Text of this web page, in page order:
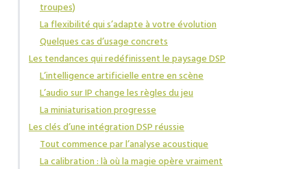
troupes)
La flexibilité qui s’adapte à votre évolution
Quelques cas d’usage concrets
Les tendances qui redéfinissent le paysage DSP
L’intelligence artificielle entre en scène
L’audio sur IP change les règles du jeu
La miniaturisation progresse
Les clés d’une intégration DSP réussie
Tout commence par l’analyse acoustique
La calibration : là où la magie opère vraiment